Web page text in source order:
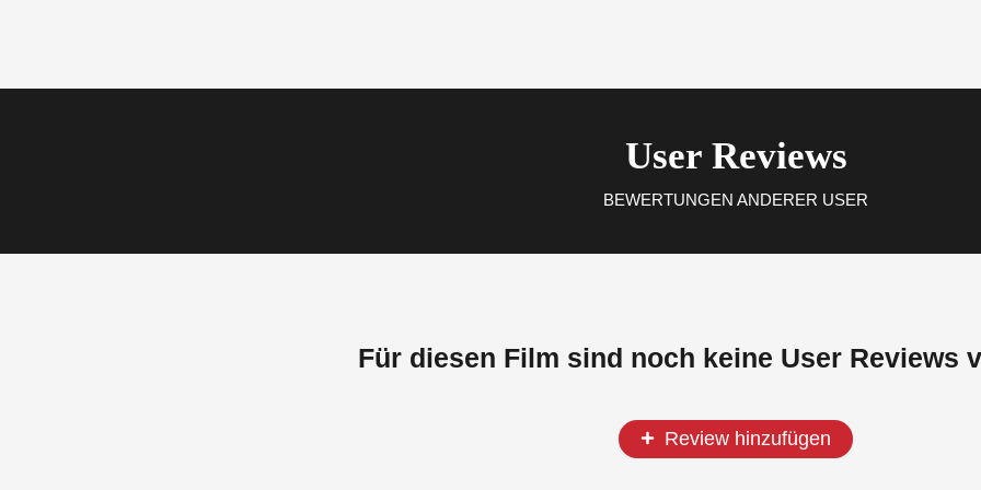
User Reviews
BEWERTUNGEN ANDERER USER
Für diesen Film sind noch keine User Reviews
Review hinzufügen